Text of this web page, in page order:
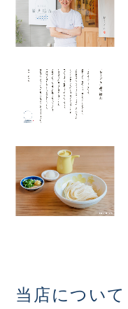
当店について